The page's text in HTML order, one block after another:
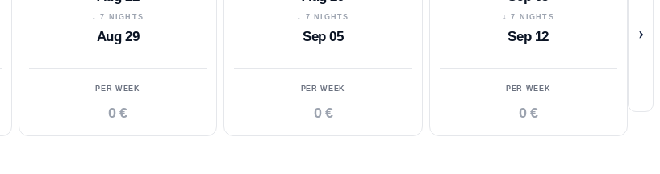
↓ 7 NIGHTS
Aug 29
PER WEEK
0 €
↓ 7 NIGHTS
Sep 05
PER WEEK
0 €
↓ 7 NIGHTS
Sep 12
PER WEEK
0 €
›